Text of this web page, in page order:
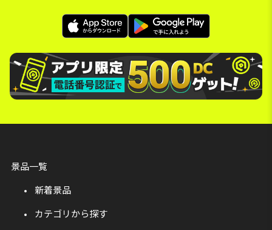
景品一覧
新着景品
カテゴリから探す